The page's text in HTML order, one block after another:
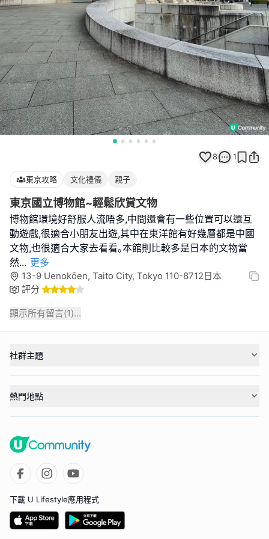
8 1
東京攻略 文化禮儀 親子
東京國立博物館~輕鬆欣賞文物
博物館環境好舒服人流唔多,中間還會有一些位置可以還互
動遊戲,很適合小朋友出遊,其中在東洋館有好幾層都是中國
文物,也很適合大家去看看｡本館則比較多是日本的文物當
然... 更多
13-9 Uenokōen, Taito City, Tokyo 110-8712日本
評分
顯示所有留言(1)...
社群主題
熱門地點
下載 U Lifestyle應用程式